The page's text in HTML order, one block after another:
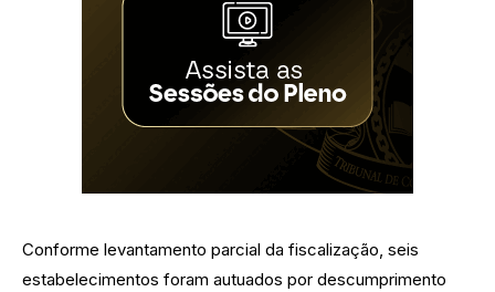
Conforme levantamento parcial da fiscalização, seis
estabelecimentos foram autuados por descumprimento